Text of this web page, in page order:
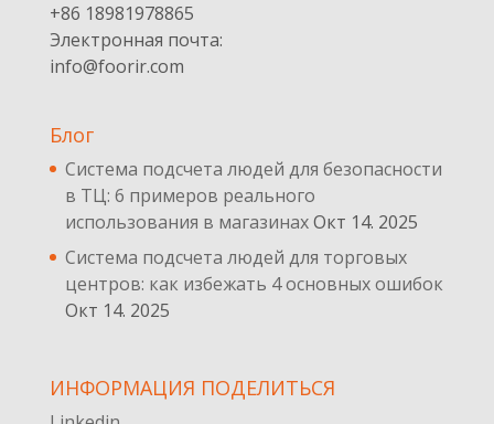
+86 18981978865
Электронная почта:
info@foorir.com
Блог
Система подсчета людей для безопасности
в ТЦ: 6 примеров реального
использования в магазинахОкт 14. 2025
Система подсчета людей для торговых
центров: как избежать 4 основных ошибок
Окт 14. 2025
ИНФОРМАЦИЯ ПОДЕЛИТЬСЯ